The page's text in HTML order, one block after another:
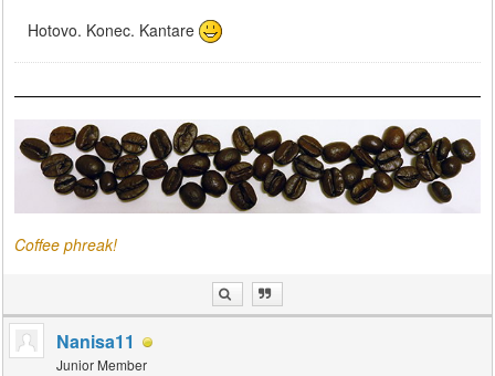
Hotovo. Konec. Kantare
Coffee phreak!
Nanisa11
Junior Member